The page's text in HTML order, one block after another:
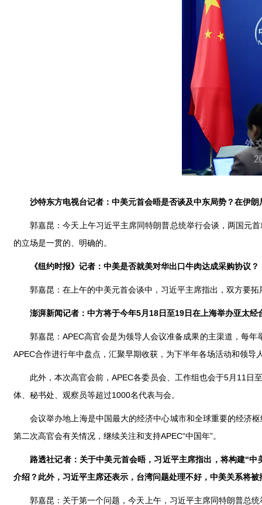
沙特东方电视台记者：中美元首会晤是否谈及中东局势？在伊
郭嘉昆：今天上午习近平主席同特朗普总统举行会谈，两国元
的立场是一贯的、明确的。
《纽约时报》记者：中美是否就美对华出口牛肉达成采购协议？
郭嘉昆：在上午的中美元首会谈中，习近平主席指出，双方要
澎湃新闻记者：中方将于今年5月18日至19日在上海举办亚太
郭嘉昆：APEC高官会是为领导人会议准备成果的主渠道，每
APEC合作进行年中盘点，汇聚早期收获，为下半年各场活动和领导
此外，本次高官会前，APEC各委员会、工作组也会于5月11日
体、秘书处、观察员等超过1000名代表与会。
会议举办地上海是中国最大的经济中心城市和全球重要的经济
第二次高官会有关情况，继续关注和支持APEC“中国年”。
路透社记者：关于中美元首会晤，习近平主席指出，将构建“
介绍？此外，习近平主席还表示，台湾问题处理不好，中美关系将
郭嘉昆：关于第一个问题，今天上午，习近平主席同特朗普总